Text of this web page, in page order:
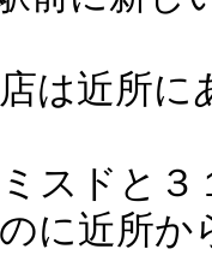
は近所
スドと
に近所